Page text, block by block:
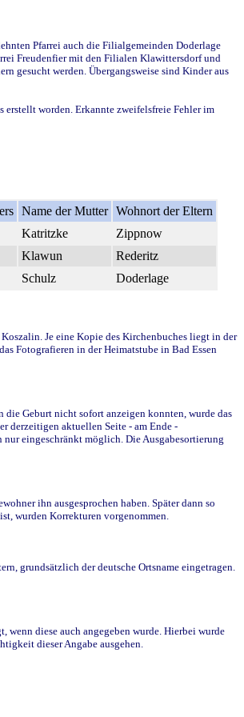
Pfarrei auch die Filialgemeinden Doderlage
Freudenfier mit den Filialen Klawittersdorf und
gesucht werden. Übergangsweise sind Kinder aus
worden. Erkannte zweifelsfreie Fehler im
Name der Mutter Wohnort der Eltern
Katritzke
Zippnow
Klawun
Rederitz
Schulz Doderlage
Je eine Kopie des Kirchenbuches liegt in der
Fotografieren in der Heimatstube in Bad Essen
Geburt nicht sofort anzeigen konnten, wurde das
derzeitigen aktuellen Seite - am Ende -
eingeschränkt möglich. Die Ausgabesortierung
ihn ausgesprochen haben. Später dann so
wurden Korrekturen vorgenommen.
grundsätzlich der deutsche Ortsname eingetragen.
wenn diese auch angegeben wurde. Hierbei wurde
dieser Angabe ausgehen.